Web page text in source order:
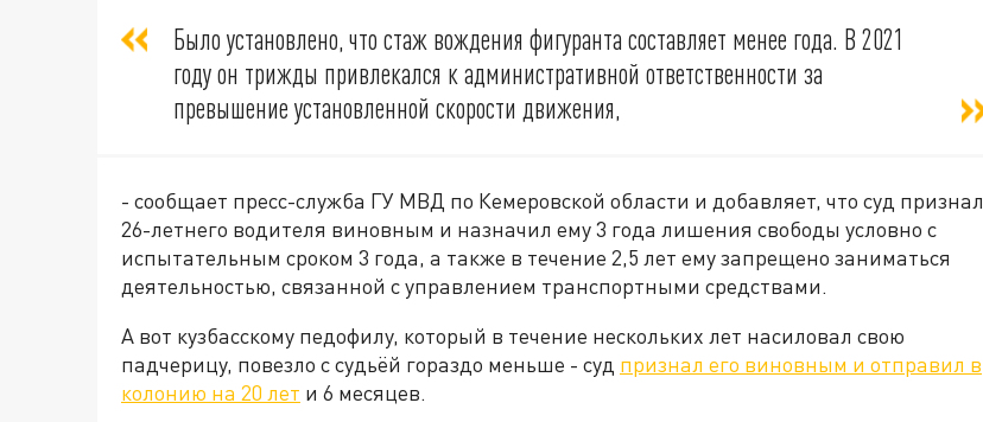
Было установлено, что стаж вождения фигуранта составляет менее года. В 2021
году он трижды привлекался к административной ответственности за
превышение установленной скорости движения,
- сообщает пресс-служба ГУ МВД по Кемеровской области и добавляет, что суд признал
26-летнего водителя виновным и назначил ему 3 года лишения свободы условно с
испытательным сроком 3 года, а также в течение 2,5 лет ему запрещено заниматься
деятельностью, связанной с управлением транспортными средствами.
А вот кузбасскому педофилу, который в течение нескольких лет насиловал свою
падчерицу, повезло с судьёй гораздо меньше - суд признал его виновным и отправил в
колонию на 20 лет и 6 месяцев.